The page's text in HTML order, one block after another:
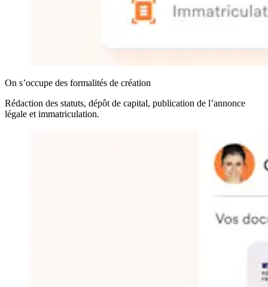
On s’occupe des formalités de création
Rédaction des statuts, dépôt de capital, publication de l’annonce
légale et immatriculation.